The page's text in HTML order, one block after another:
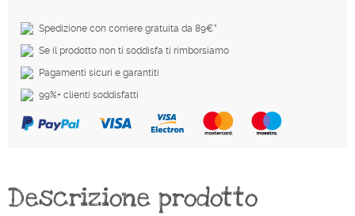
Spedizione con corriere gratuita da 89€*
Se il prodotto non ti soddisfa ti rimborsiamo
Pagamenti sicuri e garantiti
99%+ clienti soddisfatti
Descrizione prodotto